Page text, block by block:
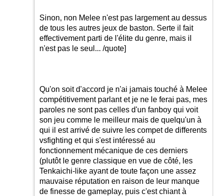
Sinon, non Melee n'est pas largement au dessus
de tous les autres jeux de baston. Serte il fait
effectivement parti de l'élite du genre, mais il
n'est pas le seul... /quote]
Qu'on soit d'accord je n'ai jamais touché à Melee
compétitivement parlant et je ne le ferai pas, mes
paroles ne sont pas celles d'un fanboy qui voit
son jeu comme le meilleur mais de quelqu'un à
qui il est arrivé de suivre les compet de differents
vsfighting et qui s'est intéressé au
fonctionnement mécanique de ces derniers
(plutôt le genre classique en vue de côté, les
Tenkaichi-like ayant de toute façon une assez
mauvaise réputation en raison de leur manque
de finesse de gameplay, puis c'est chiant à